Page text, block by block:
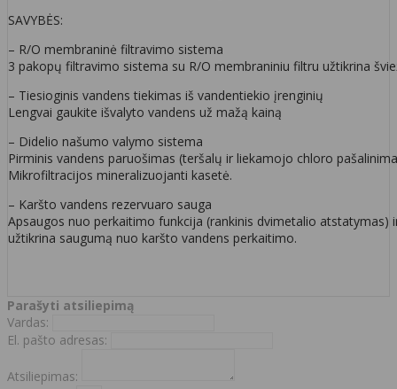
SAVYBĖS:
– R/O membraninė filtravimo sistema
3 pakopų filtravimo sistema su R/O membraniniu filtru užtikrina
– Tiesioginis vandens tiekimas iš vandentiekio įrenginių
Lengvai gaukite išvalyto vandens už mažą kainą
– Didelio našumo valymo sistema
Pirminis vandens paruošimas (teršalų ir liekamojo chloro
Mikrofiltracijos mineralizuojanti kasetė.
– Karšto vandens rezervuaro sauga
Apsaugos nuo perkaitimo funkcija (rankinis dvimetalio
užtikrina saugumą nuo karšto vandens perkaitimo.
Parašyti atsiliepimą
Vardas:
El. pašto adresas:
Atsiliepimas: